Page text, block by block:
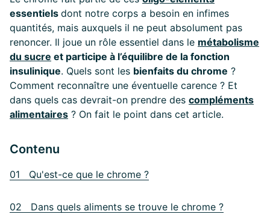
essentiels dont notre corps a besoin en infimes
quantités, mais auxquels il ne peut absolument pas
renoncer. Il joue un rôle essentiel dans le métabolisme
du sucre et participe à l’équilibre de la fonction
insulinique. Quels sont les bienfaits du chrome ?
Comment reconnaître une éventuelle carence ? Et
dans quels cas devrait-on prendre des compléments
alimentaires ? On fait le point dans cet article.
Contenu
01 Qu'est-ce que le chrome ?
02 Dans quels aliments se trouve le chrome ?